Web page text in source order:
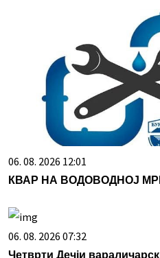
06. 08. 2026 12:01
КВАР НА ВОДОВОДНОЈ
06. 08. 2026 07:32
Четврти Дечји